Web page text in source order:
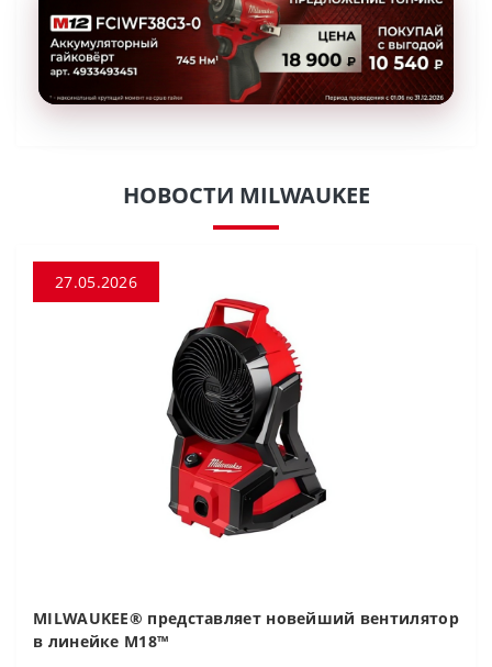
НОВОСТИ MILWAUKEE
27.05.2026
MILWAUKEE® представляет новейший вентилятор
в линейке M18™